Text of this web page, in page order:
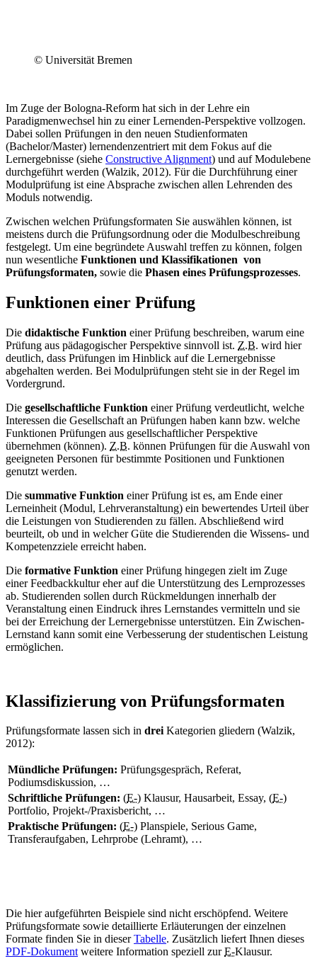
© Universität Bremen
Im Zuge der Bologna-Reform hat sich in der Lehre ein
Paradigmenwechsel hin zu einer Lernenden-Perspektive vollzogen.
Dabei sollen Prüfungen in den neuen Studienformaten
(Bachelor/Master) lernendenzentriert mit dem Fokus auf die
Lernergebnisse (siehe Constructive Alignment) und auf Modulebene
durchgeführt werden (Walzik, 2012). Für die Durchführung einer
Modulprüfung ist eine Absprache zwischen allen Lehrenden des
Moduls notwendig.
Zwischen welchen Prüfungsformaten Sie auswählen können, ist
meistens durch die Prüfungsordnung oder die Modulbeschreibung
festgelegt. Um eine begründete Auswahl treffen zu können, folgen
nun wesentliche Funktionen und Klassifikationen von
Prüfungsformaten, sowie die Phasen eines Prüfungsprozesses.
Funktionen einer Prüfung
Die didaktische Funktion einer Prüfung beschreiben, warum eine
Prüfung aus pädagogischer Perspektive sinnvoll ist. Z.B. wird hier
deutlich, dass Prüfungen im Hinblick auf die Lernergebnisse
abgehalten werden. Bei Modulprüfungen steht sie in der Regel im
Vordergrund.
Die gesellschaftliche Funktion einer Prüfung verdeutlicht, welche
Interessen die Gesellschaft an Prüfungen haben kann bzw. welche
Funktionen Prüfungen aus gesellschaftlicher Perspektive
übernehmen (können). Z.B. können Prüfungen für die Auswahl von
geeigneten Personen für bestimmte Positionen und Funktionen
genutzt werden.
Die summative Funktion einer Prüfung ist es, am Ende einer
Lerneinheit (Modul, Lehrveranstaltung) ein bewertendes Urteil über
die Leistungen von Studierenden zu fällen. Abschließend wird
beurteilt, ob und in welcher Güte die Studierenden die Wissens- und
Kompetenzziele erreicht haben.
Die formative Funktion einer Prüfung hingegen zielt im Zuge
einer Feedbackkultur eher auf die Unterstützung des Lernprozesses
ab. Studierenden sollen durch Rückmeldungen innerhalb der
Veranstaltung einen Eindruck ihres Lernstandes vermitteln und sie
bei der Erreichung der Lernergebnisse unterstützen. Ein Zwischen-
Lernstand kann somit eine Verbesserung der studentischen Leistung
ermöglichen.
Klassifizierung von Prüfungsformaten
Prüfungsformate lassen sich in dreiKategorien gliedern (Walzik,
2012):
Mündliche Prüfungen: Prüfungsgespräch, Referat,
Podiumsdiskussion, …
Schriftliche Prüfungen: (E-) Klausur, Hausarbeit, Essay, (E-)
Portfolio, Projekt-/Praxisbericht, …
Praktische Prüfungen: (E-) Planspiele, Serious Game,
Transferaufgaben, Lehrprobe (Lehramt), …
Die hier aufgeführten Beispiele sind nicht erschöpfend. Weitere
Prüfungsformate sowie detaillierte Erläuterungen der einzelnen
Formate finden Sie in dieserTabelle. Zusätzlich liefert Ihnen dieses
PDF-Dokumentweitere Information speziell zurE-Klausur.